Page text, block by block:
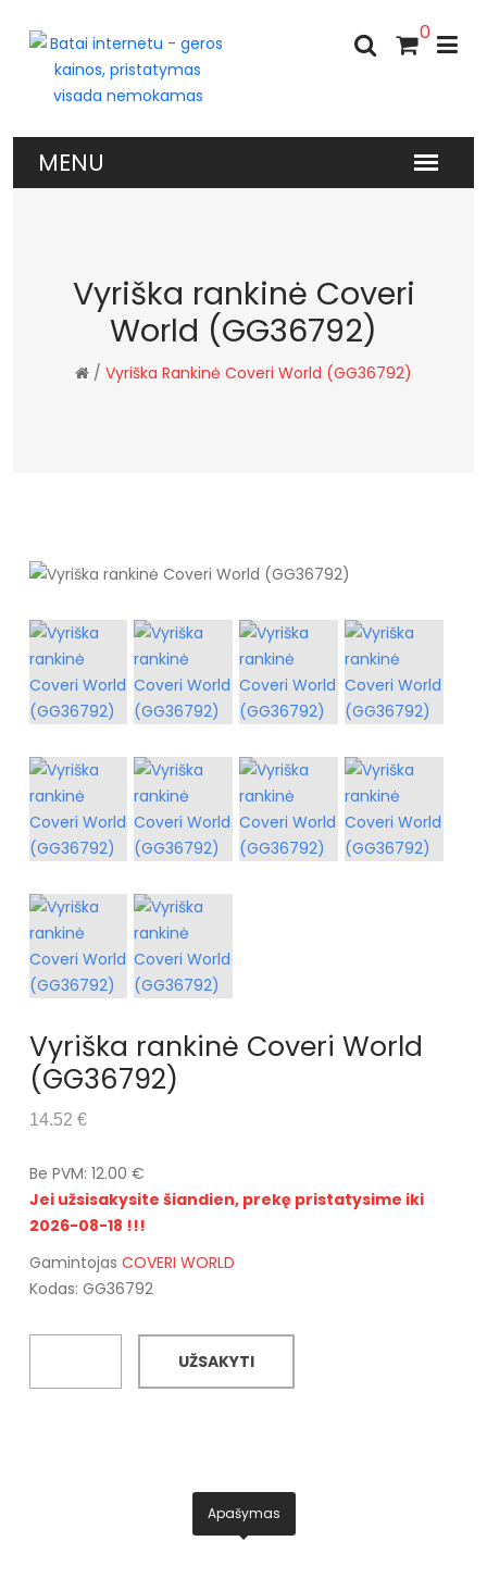
0
Vyriška rankinė Coveri
World (GG36792)
/ Vyriška Rankinė Coveri World (GG36792)
Vyriška rankinė Coveri World
(GG36792)
14.52 €
Be PVM: 12.00 €
Jei užsisakysite šiandien, prekę pristatysime iki
2026-08-18 !!!
Gamintojas COVERI WORLD
Kodas: GG36792
UŽSAKYTI
Apašymas